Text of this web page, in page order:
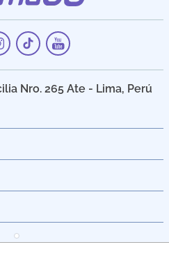
Nro. 265 Ate - Lima, Perú